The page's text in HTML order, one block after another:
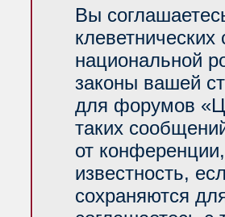
Вы
национальной
законы вашей
для форумов
таких
от
известность,
сохраняются